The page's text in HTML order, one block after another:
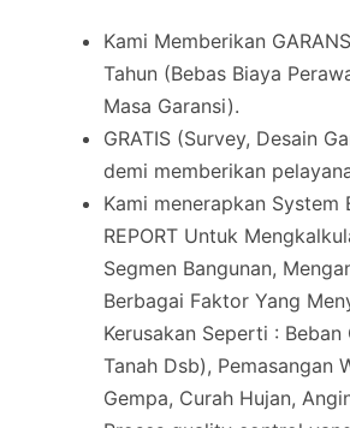
Kami Memberikan
Tahun (Bebas Biaya
Masa Garansi).
GRATIS (Survey, Desain
demi memberikan
Kami menerapkan System
REPORT Untuk
Segmen Bangunan,
Berbagai Faktor Yang
Kerusakan Seperti :
Tanah Dsb), Pemasangan
Gempa, Curah Hujan,